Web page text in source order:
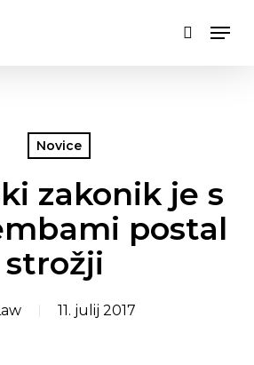
search
Novice
zakonik je s
postal
strožji
11. julij 2017